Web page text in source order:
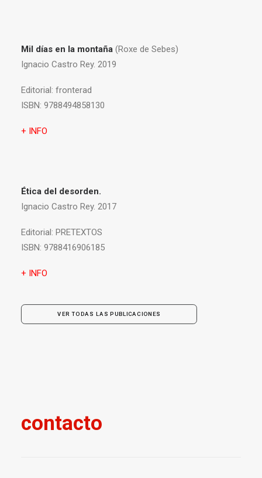
Mil días en la montaña (Roxe de Sebes)
Ignacio Castro Rey. 2019
Editorial: fronterad
ISBN: 9788494858130
+ INFO
Ética del desorden.
Ignacio Castro Rey. 2017
Editorial: PRETEXTOS
ISBN: 9788416906185
+ INFO
VER TODAS LAS PUBLICACIONES
contacto